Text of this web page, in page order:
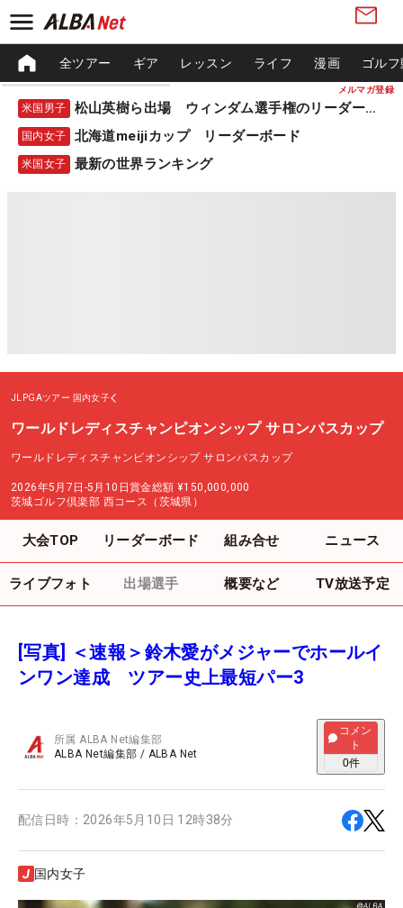
メルマガ登録
全ツアー ギア レッスン ライフ 漫画 ゴル
米国男子 松山英樹ら出場 ウィンダム選手権のリーダーボード
国内女子 北海道meijiカップ リーダーボード
米国女子 最新の世界ランキング
JLPGAツアー 国内女子
ワールドレディスチャンピオンシップ サロンパスカップ
ワールドレディスチャンピオンシップ サロンパスカップ
2026年5月7日-5月10日賞金総額 ¥150,000,000
茨城ゴルフ倶楽部 西コース（茨城県）
大会TOP リーダーボード 組み合せ ニュース
ライブフォト 出場選手 概要など TV放送予定
[写真] ＜速報＞鈴木愛がメジャーでホールイ
ンワン達成 ツアー史上最短パー3
所属ALBA Net編集部
ALBA Net編集部 / ALBA Net
コメン
ト
0件
配信日時： 2026年5月10日 12時38分
国内女子